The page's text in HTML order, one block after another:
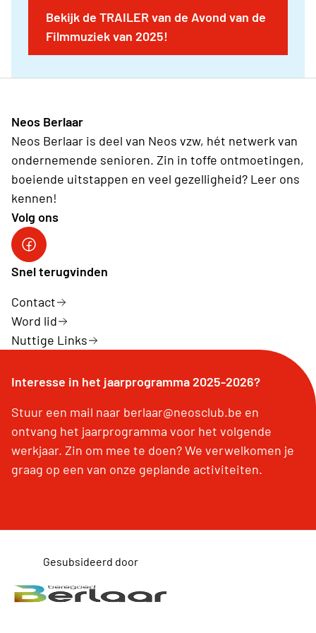
Bekijk de TRAILER van de Avond van de
Filmmuziek van 2025!
Neos Berlaar
Neos Berlaar is deel van Neos vzw, hét netwerk van
ondernemende senioren. Zin in toffe ontmoetingen,
boeiende uitstappen en veel gezelligheid? Leer ons
kennen!
Volg ons
Facebook Neos Berlaar
Snel terugvinden
Contact
Word lid
Nuttige Links
Interesse in het jaarprogramma 2025-2026?
Stuur een mail naar berlaar@neosclub.be en
ontvang het jaarprogramma voor het volgende
werkjaar. Zin om mee te doen? We verwelkomen je
graag op een van onze geplande activiteiten.
Gesubsideerd door